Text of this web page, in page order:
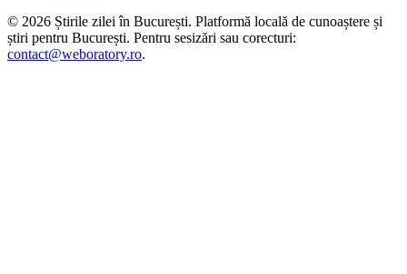
© 2026 Știrile zilei în București. Platformă locală de cunoaștere și
știri pentru București. Pentru sesizări sau corecturi:
contact@weboratory.ro.